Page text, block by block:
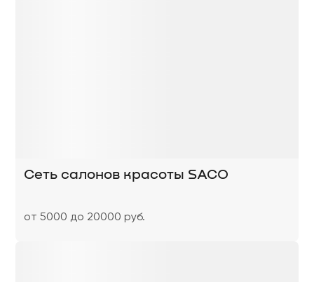
Сеть салонов красоты SACO
от 5000 до 20000 руб.